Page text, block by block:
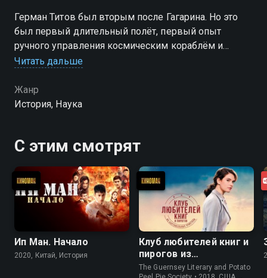
Герман Титов был вторым после Гагарина. Но это
был первый длительный полёт, первый опыт
ручного управления космическим кораблём и
многое другое было впервые. Сейчас мы
стоял за всем этим
Читать дальше
Жанр
История, Наука
С этим смотрят
Ип Ман. Начало
2020, Китай, История
Клуб любителей книг и
пирогов из
картофельных
The Guernsey Literary and Potato